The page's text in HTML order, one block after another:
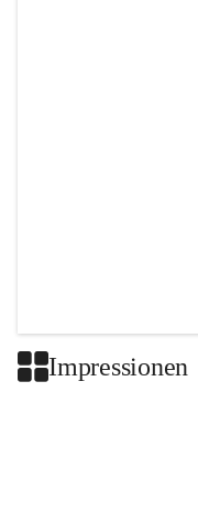
Impressionen